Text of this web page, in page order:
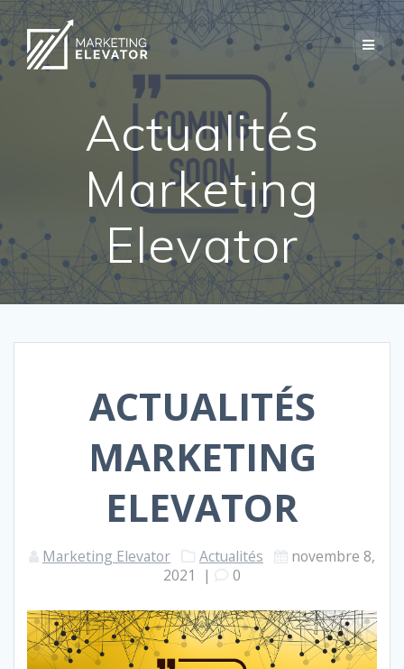
Skip
to
content
Actualités
Marketing
Elevator
ACTUALITÉS
MARKETING
ELEVATOR
Marketing Elevator Actualités
novembre 8,
2021
| 0